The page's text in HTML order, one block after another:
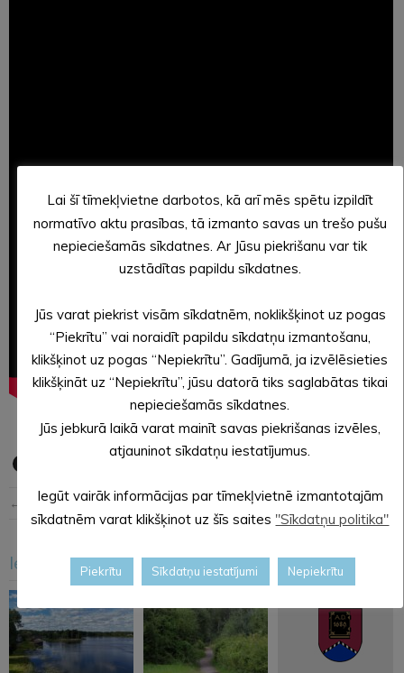
← Iepriekšējā ziņa Nākošā ziņa →
Iesakām arī šo
Lai šī tīmekļvietne darbotos, kā arī mēs spētu izpildīt
normatīvo aktu prasības, tā izmanto savas un trešo pušu
nepieciešamās sīkdatnes. Ar Jūsu piekrišanu var tik
uzstādītas papildu sīkdatnes.
Jūs varat piekrist visām sīkdatnēm, noklikšķinot uz pogas
“Piekrītu” vai noraidīt papildu sīkdatņu izmantošanu,
klikšķinot uz pogas “Nepiekrītu”. Gadījumā, ja izvēlēsieties
klikšķināt uz “Nepiekrītu”, jūsu datorā tiks saglabātas tikai
nepieciešamās sīkdatnes.
Jūs jebkurā laikā varat mainīt savas piekrišanas izvēles,
atjauninot sīkdatņu iestatījumus.
Iegūt vairāk informācijas par tīmekļvietnē izmantotajām
sīkdatnēm varat klikšķinot uz šīs saites "Sīkdatņu politika"
Piekrītu Sīkdatņu iestatījumi Nepiekrītu